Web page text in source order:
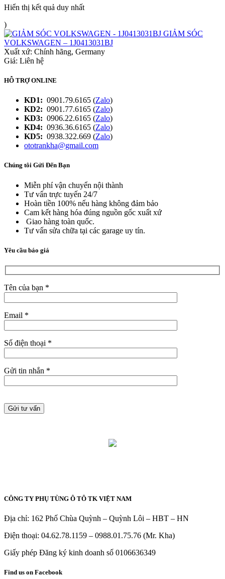
Hiển thị kết quả duy nhất
)
GIẢM SÓC
VOLKSWAGEN – 1J0413031BJ
Xuất xứ: Chính hãng, Germany
Giá: Liên hệ
HỖ TRỢ ONLINE
KD1: 0901.79.6165 (Zalo)
KD2: 0901.77.6165 (Zalo)
KD3: 0906.22.6165 (Zalo)
KD4: 0936.36.6165 (Zalo)
KD5: 0938.322.669 (Zalo)
ototrankha@gmail.com
Chúng tôi Gửi Đến Bạn
Miễn phí vận chuyển nội thành
Tư vấn trực tuyến 24/7
Hoàn tiền 100% nếu hàng không đảm bảo
Cam kết hàng hóa đúng nguồn gốc xuất xứ
Giao hàng toàn quốc.
Tư vấn sửa chữa tại các garage uy tín.
Yêu cầu báo giá
Tên của bạn *
Email *
Số điện thoại *
Gửi tin nhắn *
CÔNG TY PHỤ TÙNG Ô TÔ TK VIỆT NAM
Địa chỉ: 162 Phố Chùa Quỳnh – Quỳnh Lôi – HBT – HN
Điện thoại: 04.62.78.1159 – 0988.01.75.76 (Mr. Kha)
Giấy phép Đăng ký kinh doanh số 0106636349
Find us on Facebook